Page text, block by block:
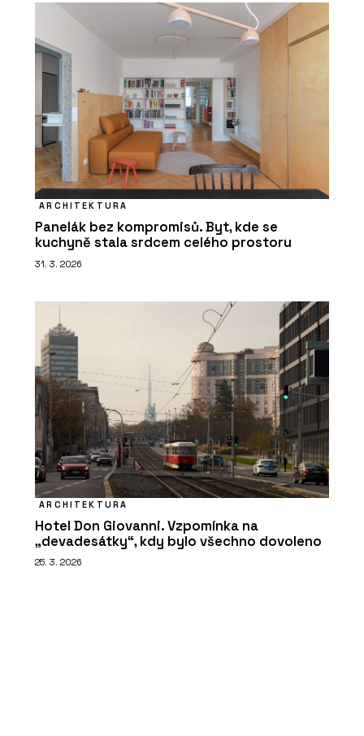
ARCHITEKTURA
Panelák bez kompromisů. Byt, kde se
kuchyně stala srdcem celého prostoru
31. 3. 2026
ARCHITEKTURA
Hotel Don Giovanni. Vzpomínka na
„devadesátky“, kdy bylo všechno dovoleno
25. 3. 2026